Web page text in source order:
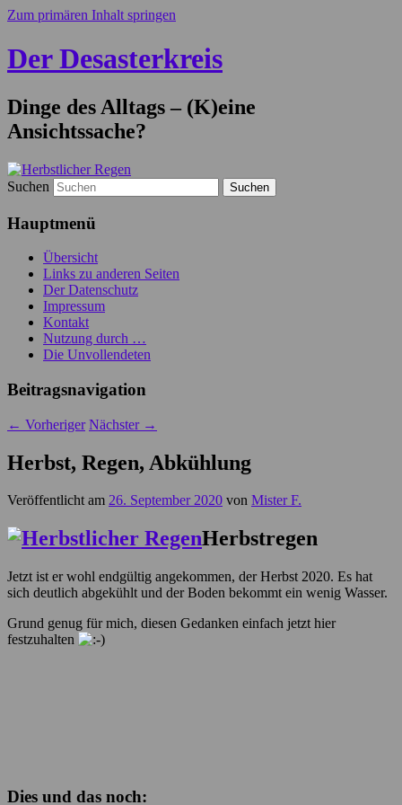
Zum primären Inhalt springen
Der Desasterkreis
Dinge des Alltags – (K)eine
Ansichtssache?
Suchen
Hauptmenü
Übersicht
Links zu anderen Seiten
Der Datenschutz
Impressum
Kontakt
Nutzung durch …
Die Unvollendeten
Beitragsnavigation
← Vorheriger Nächster →
Herbst, Regen, Abkühlung
Veröffentlicht am 26. September 2020 von Mister F.
Herbstregen
Jetzt ist er wohl endgültig angekommen, der Herbst 2020. Es hat
sich deutlich abgekühlt und der Boden bekommt ein wenig Wasser.
Grund genug für mich, diesen Gedanken einfach jetzt hier
festzuhalten
Dies und das noch: